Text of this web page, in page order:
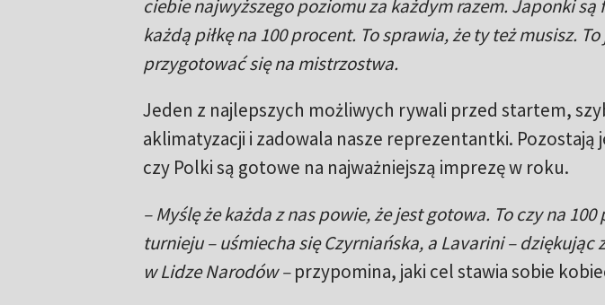
ciebie najwyższego poziomu za każdym razem. Japonki
każdą piłkę na 100 procent. To sprawia, że ty też musisz.
przygotować się na mistrzostwa.
Jeden z najlepszych możliwych rywali przed startem,
aklimatyzacji i zadowala nasze reprezentantki.
czy Polki są gotowe na najważniejszą imprezę w roku.
– Myślę że każda z nas powie, że jest gotowa. To czy na
turnieju – uśmiecha się Czyrniańska, a Lavarini –
w Lidze Narodów –przypomina, jaki cel stawia sobie